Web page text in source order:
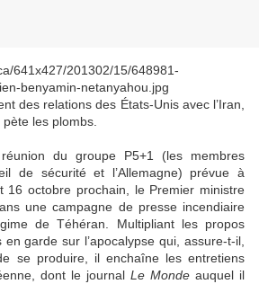
des relations des États-Unis avec l’Iran,
les plombs.
du groupe P5+1 (les membres
de sécurité et l’Allemagne) prévue à
16 octobre prochain, le Premier ministre
une campagne de presse incendiaire
de Téhéran. Multipliant les propos
garde sur l’apocalypse qui, assure-t-il,
se produire, il enchaîne les entretiens
dont le journal Le Monde auquel il